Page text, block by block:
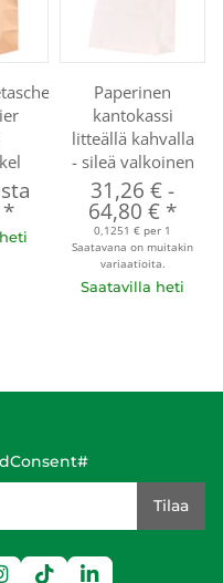
*
Paperinen
kantokassi
litteällä kahvalla
- sileä valkoinen
31,26 €-
64,80 € *
0,1251 € per 1
Saatavana on muitakin
variaatioita.
Saatavilla heti
Tilaa